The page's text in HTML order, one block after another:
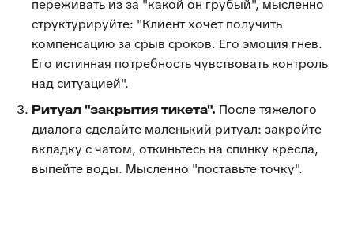
переживать из за "какой он грубый", мысленно
структурируйте: "Клиент хочет получить
компенсацию за срыв сроков. Его эмоция гнев.
Его истинная потребность чувствовать контроль
над ситуацией".
Ритуал "закрытия тикета". После тяжелого
диалога сделайте маленький ритуал: закройте
вкладку с чатом, откиньтесь на спинку кресла,
выпейте воды. Мысленно "поставьте точку".